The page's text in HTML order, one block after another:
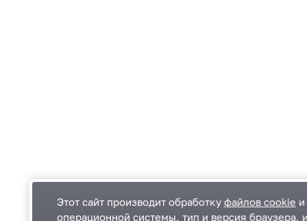
Этот сайт производит обработку файлов cookie
операционной системы, тип и версия браузера,